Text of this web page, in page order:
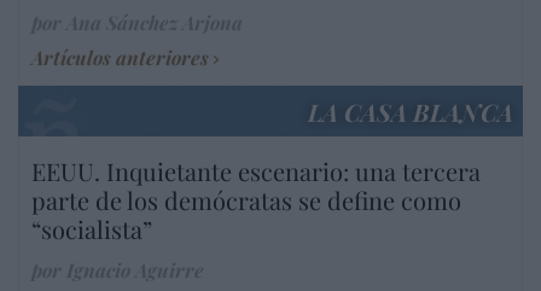
Artículos anteriores
LA CASA BLANCA
EEUU. Inquietante escenario: una tercera
parte de los demócratas se define como
“socialista”